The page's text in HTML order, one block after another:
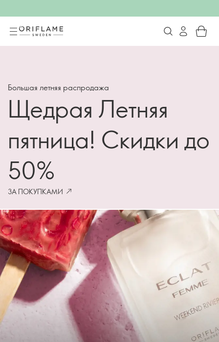
Большая летняя распродажа
Щедрая Летняя
пятница! Скидки до
50%
ЗА ПОКУПКАМИ